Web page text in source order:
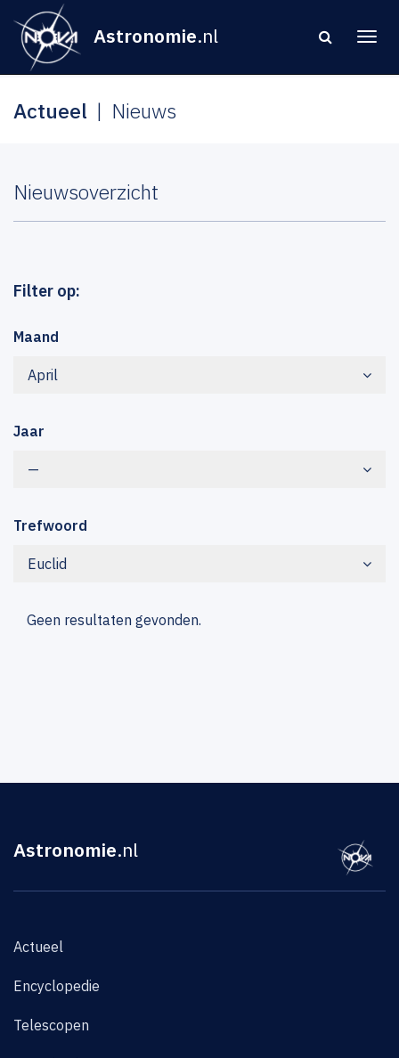
Astronomie.nl
Actueel Nieuws
Nieuwsoverzicht
Filter op:
Maand
April
Jaar
—
Trefwoord
Euclid
Geen resultaten gevonden.
Astronomie.nl
Actueel
Encyclopedie
Telescopen